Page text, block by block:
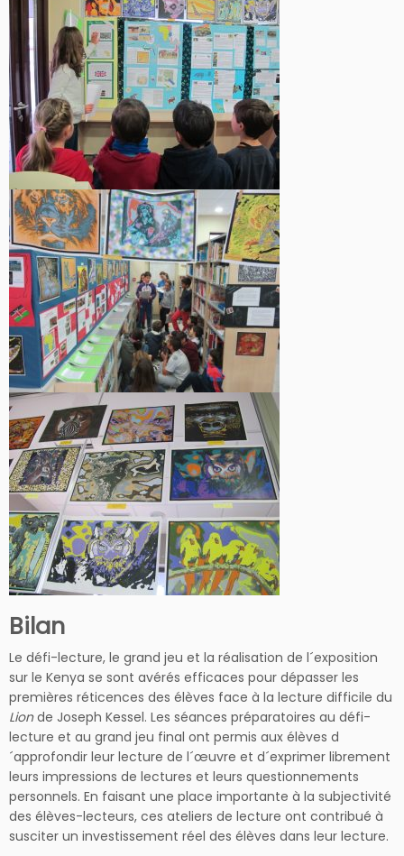
Bilan
Le défi-lecture, le grand jeu et la réalisation de l´exposition
sur le Kenya se sont avérés efficaces pour dépasser les
premières réticences des élèves face à la lecture difficile du
Lionde Joseph Kessel. Les séances préparatoires au défi-
lecture et au grand jeu final ont permis aux élèves d
´approfondir leur lecture de l´œuvre et d´exprimer librement
leurs impressions de lectures et leurs questionnements
personnels. En faisant une place importante à la subjectivité
des élèves-lecteurs, ces ateliers de lecture ont contribué à
susciter un investissement réel des élèves dans leur lecture.